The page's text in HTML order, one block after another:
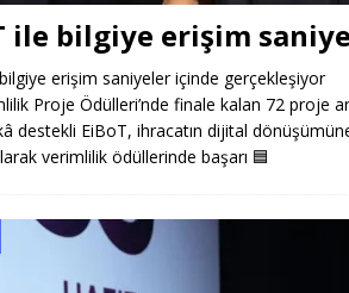
ile bilgiye erişim
erişim saniyeler içinde gerçekleşiyor
Proje Ödülleri’nde finale kalan 72 proje
destekli EiBoT, ihracatın dijital
verimlilik ödüllerinde başarı 🟦